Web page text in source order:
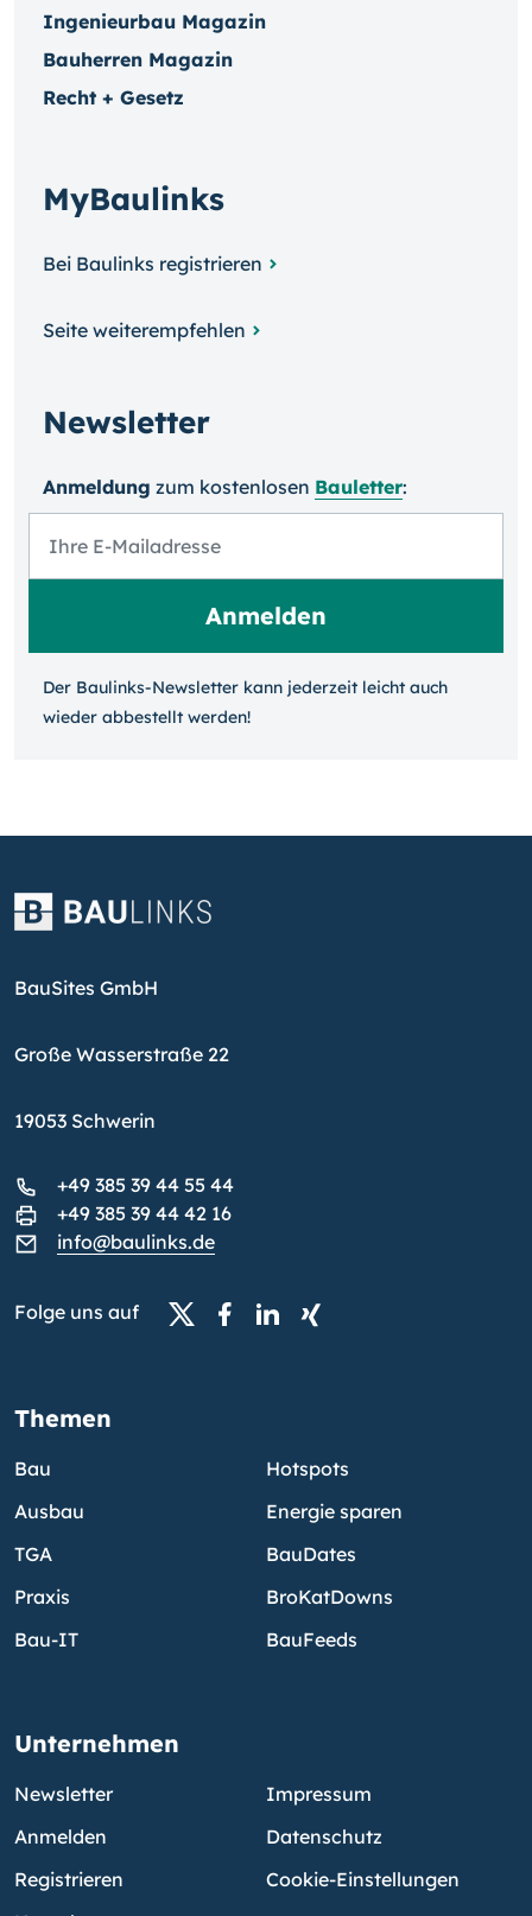
Ingenieurbau Magazin
Bauherren Magazin
Recht + Gesetz
MyBaulinks
Bei Baulinks registrieren
Seite weiterempfehlen
Newsletter
Anmeldung zum kosten­losen Bauletter:
Der Baulinks-Newsletter kann jeder­zeit leicht auch
wieder ab­bestellt werden!
BauSites GmbH
Große Wasserstraße 22
19053 Schwerin
+49 385 39 44 55 44
+49 385 39 44 42 16
info@baulinks.de
Folge uns auf
Themen
Bau
Ausbau
TGA
Praxis
Bau-IT
Hotspots
Energie sparen
BauDates
BroKatDowns
BauFeeds
Unternehmen
Newsletter
Anmelden
Registrieren
Impressum
Datenschutz
Cookie-Einstellungen